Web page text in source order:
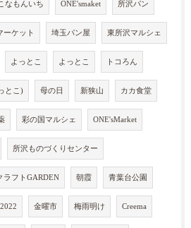
なもんいち ONE'smaket 所沢パン
ーケット 埼玉パン屋 東所沢マルシェ
よっとこ よっとこ トコろん
とこ) 母の日 新狭山 カカ食堂
彩の国マルシェ ONE'sMarket
所沢ものづくりセンター
ラフトGARDEN 朝霞 青葉台公園
金曜市 梅雨明け Creema